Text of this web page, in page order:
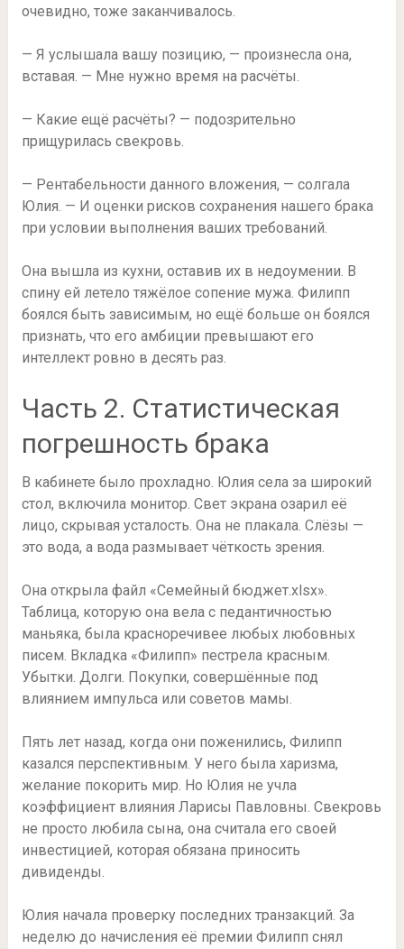
очевидно, тоже заканчивалось.
— Я услышала вашу позицию, — произнесла она,
вставая. — Мне нужно время на расчёты.
— Какие ещё расчёты? — подозрительно
прищурилась свекровь.
— Рентабельности данного вложения, — солгала
Юлия. — И оценки рисков сохранения нашего брака
при условии выполнения ваших требований.
Она вышла из кухни, оставив их в недоумении. В
спину ей летело тяжёлое сопение мужа. Филипп
боялся быть зависимым, но ещё больше он боялся
признать, что его амбиции превышают его
интеллект ровно в десять раз.
Часть 2. Статистическая
погрешность брака
В кабинете было прохладно. Юлия села за широкий
стол, включила монитор. Свет экрана озарил её
лицо, скрывая усталость. Она не плакала. Слёзы —
это вода, а вода размывает чёткость зрения.
Она открыла файл «Семейный бюджет.xlsx».
Таблица, которую она вела с педантичностью
маньяка, была красноречивее любых любовных
писем. Вкладка «Филипп» пестрела красным.
Убытки. Долги. Покупки, совершённые под
влиянием импульса или советов мамы.
Пять лет назад, когда они поженились, Филипп
казался перспективным. У него была харизма,
желание покорить мир. Но Юлия не учла
коэффициент влияния Ларисы Павловны. Свекровь
не просто любила сына, она считала его своей
инвестицией, которая обязана приносить
дивиденды.
Юлия начала проверку последних транзакций. За
неделю до начисления её премии Филипп снял